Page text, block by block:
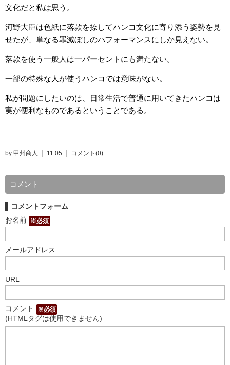
文化だと私は思う。
河野大臣は色紙に落款を捺してハンコ文化に寄り添う姿勢を見
せたが、単なる罪滅ぼしのパフォーマンスにしか見えない。
落款を使う一般人は一パーセントにも満たない。
一部の特殊な人が使うハンコでは意味がない。
私が問題にしたいのは、日常生活で普通に用いてきたハンコは
実が便利なものであるということである。
by 甲州商人 11:05 コメント(0)
コメント
コメントフォーム
お名前 ※必須
メールアドレス
URL
コメント ※必須
(HTMLタグは使用できません)